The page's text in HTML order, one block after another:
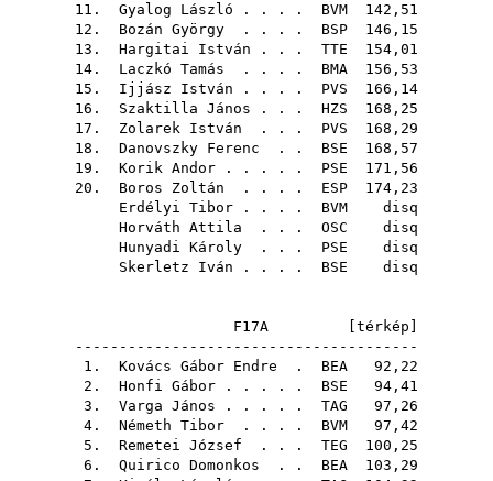
11. Gyalog László . . . . BVM 142,51
12. Bozán György . . . . BSP 146,15
13. Hargitai István . . . TTE 154,01
14. Laczkó Tamás . . . . BMA 156,53
15. Ijjász István . . . . PVS 166,14
16. Szaktilla János . . . HZS 168,25
17. Zolarek István . . . PVS 168,29
18. Danovszky Ferenc . . BSE 168,57
19. Korik Andor . . . . . PSE 171,56
20. Boros Zoltán . . . . ESP 174,23
Erdélyi Tibor . . . . BVM disq
Horváth Attila . . . OSC disq
Hunyadi Károly . . . PSE disq
Skerletz Iván . . . . BSE disq
F17A [ térkép
---------------------------------------
1. Kovács Gábor Endre . BEA 92,22
2. Honfi Gábor . . . . . BSE 94,41
3. Varga János . . . . . TAG 97,26
4. Németh Tibor . . . . BVM 97,42
5. Remetei József . . . TEG 100,25
6. Quirico Domonkos . . BEA 103,29